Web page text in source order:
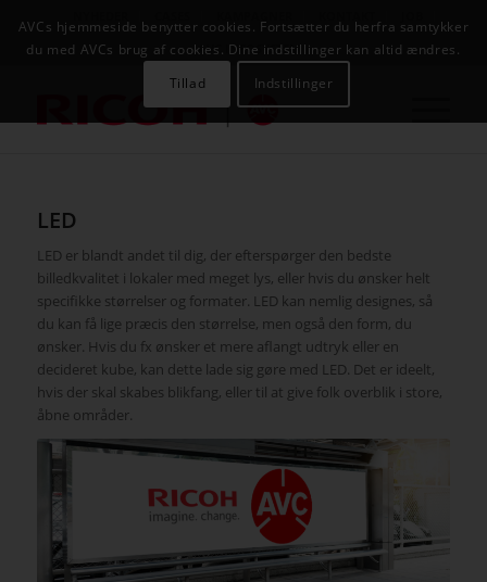
AVC INFOSYSTEM
LED
LED er blandt andet til dig, der efterspørger den bedste
billedkvalitet i lokaler med meget lys, eller hvis du ønsker helt
specifikke størrelser og formater. LED kan nemlig designes, så
du kan få lige præcis den størrelse, men også den form, du
ønsker. Hvis du fx ønsker et mere aflangt udtryk eller en
decideret kube, kan dette lade sig gøre med LED. Det er ideelt,
hvis der skal skabes blikfang, eller til at give folk overblik i store,
åbne områder.
AVCs hjemmeside benytter cookies. Fortsætter du herfra samtykker
du med AVCs brug af cookies. Dine indstillinger kan altid ændres.
Tillad
Indstillinger